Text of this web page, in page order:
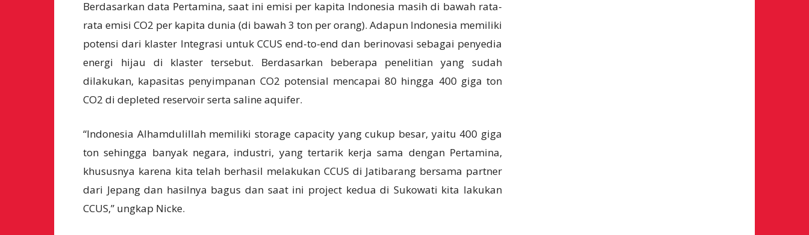
Berdasarkan data Pertamina, saat ini emisi per kapita Indonesia masih di bawah rata-
rata emisi CO2 per kapita dunia (di bawah 3 ton per orang). Adapun Indonesia memiliki
potensi dari klaster Integrasi untuk CCUS end-to-end dan berinovasi sebagai penyedia
energi hijau di klaster tersebut. Berdasarkan beberapa penelitian yang sudah
dilakukan, kapasitas penyimpanan CO2 potensial mencapai 80 hingga 400 giga ton
CO2 di depleted reservoir serta saline aquifer.
“Indonesia Alhamdulillah memiliki storage capacity yang cukup besar, yaitu 400 giga
ton sehingga banyak negara, industri, yang tertarik kerja sama dengan Pertamina,
khususnya karena kita telah berhasil melakukan CCUS di Jatibarang bersama partner
dari Jepang dan hasilnya bagus dan saat ini project kedua di Sukowati kita lakukan
CCUS,” ungkap Nicke.